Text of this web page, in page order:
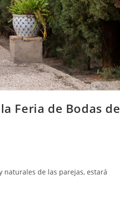
Feria de Bodas de
naturales de las parejas, estará